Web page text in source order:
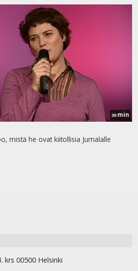
30 min
mistä he ovat kiitollisia Jumalalle
krs 00500 Helsinki